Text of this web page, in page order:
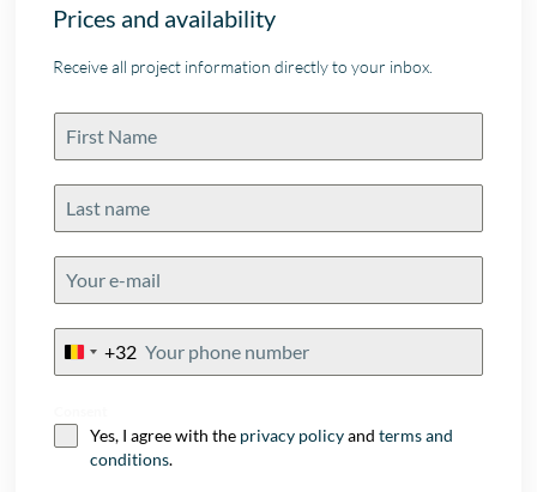
Prices and availability
Receive all project information directly to your inbox.
Belgium
+32
Yes, I agree with the privacy policyandterms and
conditions.